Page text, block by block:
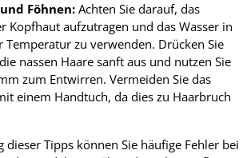
Föhnen:Achten Sie darauf, das
Kopfhaut aufzutragen und das Wasser in
zu verwenden. Drücken Sie
nassen Haare sanft aus und nutzen Sie
zum Entwirren. Vermeiden Sie das
einem Handtuch, da dies zu Haarbruch
dieser Tipps können Sie häufige Fehler bei